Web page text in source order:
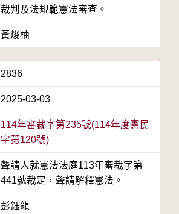
裁判及法規範憲法審查。
黃焌柚
2836
2025-03-03
114年審裁字第235號(114年度憲民
字第120號)
聲請人就憲法法庭113年審裁字第
441號裁定，聲請解釋憲法。
彭鈺龍